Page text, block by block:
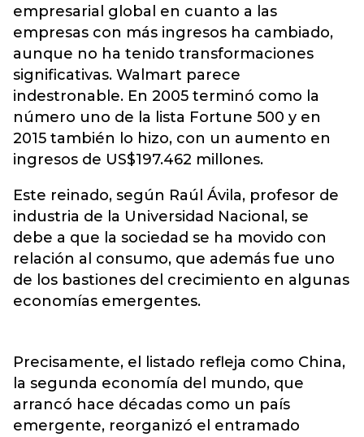
empresarial global en cuanto a las
empresas con más ingresos ha cambiado,
aunque no ha tenido transformaciones
significativas. Walmart parece
indestronable. En 2005 terminó como la
número uno de la lista Fortune 500 y en
2015 también lo hizo, con un aumento en
ingresos de US$197.462 millones.
Este reinado, según Raúl Ávila, profesor de
industria de la Universidad Nacional, se
debe a que la sociedad se ha movido con
relación al consumo, que además fue uno
de los bastiones del crecimiento en algunas
economías emergentes.
Precisamente, el listado refleja como China,
la segunda economía del mundo, que
arrancó hace décadas como un país
emergente, reorganizó el entramado